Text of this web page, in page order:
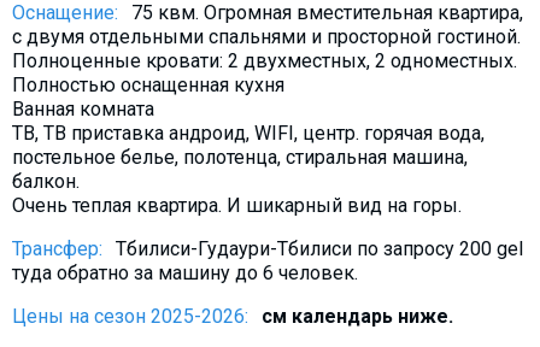
Оснащение:
75 квм. Огромная вместительная квартира,
с двумя отдельными спальнями и просторной гостиной.
Полноценные кровати: 2 двухместных, 2 одноместных.
Полностью оснащенная кухня
Ванная комната
ТВ, ТВ приставка андроид, WIFI, центр. горячая вода,
постельное белье, полотенца, стиральная машина,
балкон.
Очень теплая квартира. И шикарный вид на горы.
Трансфер:
Тбилиси-Гудаури-Тбилиси по запросу 200 gel
туда обратно за машину до 6 человек.
Цены на сезон 2025-2026:
см календарь ниже.
О Грузии
Визы и Документы
Что пить?
Деньги
Мобильная связь
Галерея
Отчеты
Безопасность